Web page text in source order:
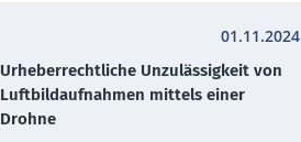
01.11.2024
Urheberrechtliche Unzulässigkeit von
Luftbildaufnahmen mittels einer
Drohne